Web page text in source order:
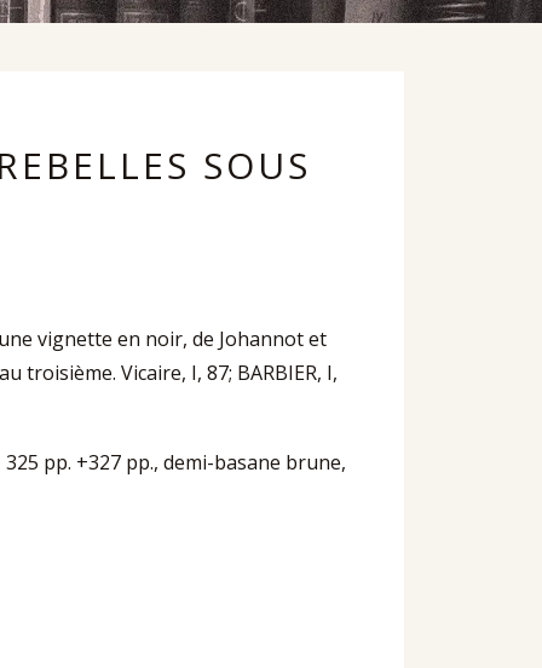
SOUS
vignette en noir, de Johannot et
Vicaire, I, 87; BARBIER, I,
pp. +327 pp., demi-basane brune,